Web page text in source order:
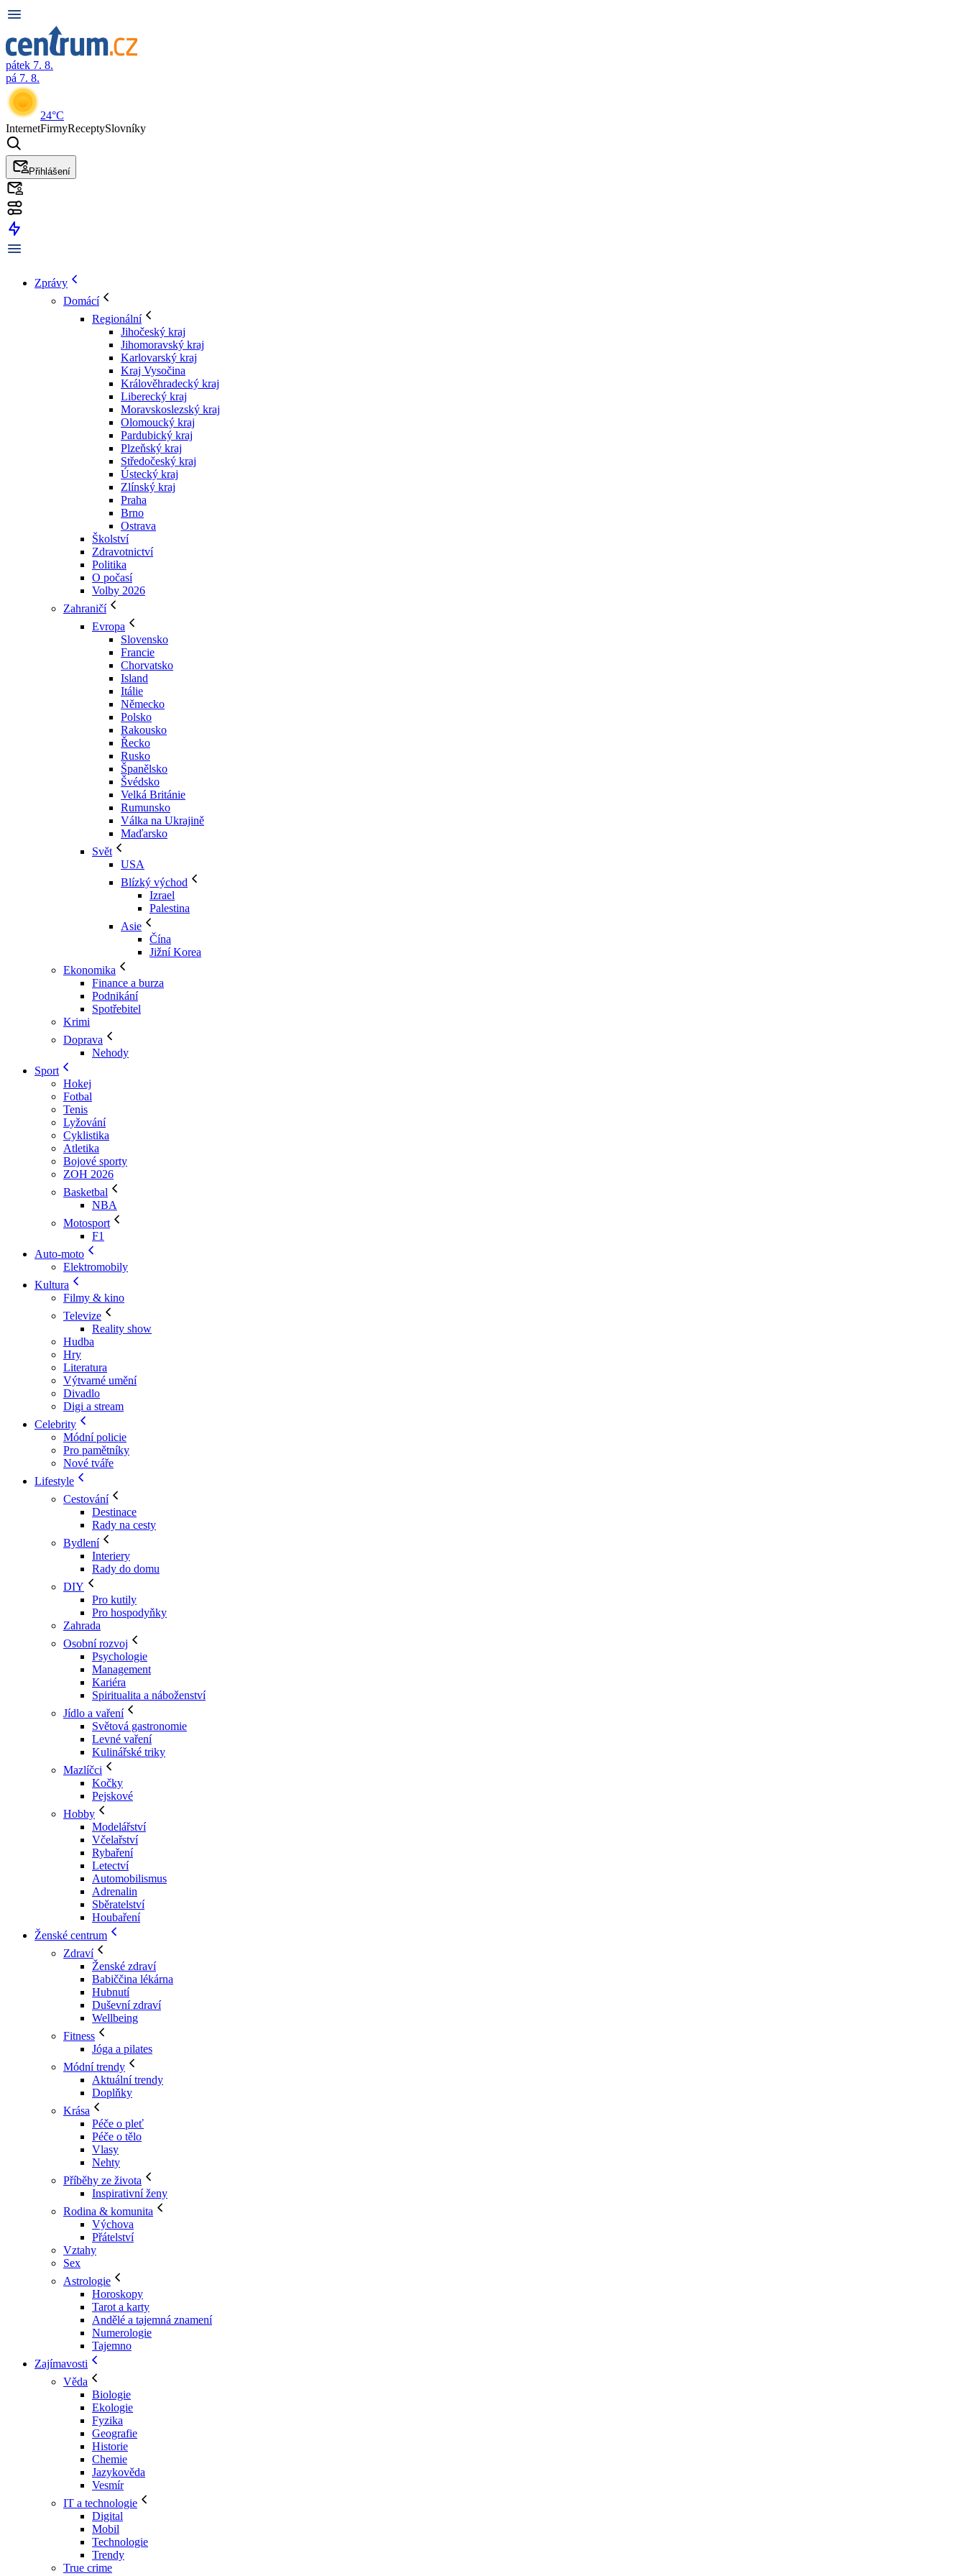
pátek 7. 8.
pá 7. 8.
24°C
InternetFirmyReceptySlovníky
Přihlášení
Zprávy
Domácí
Regionální
Jihočeský kraj
Jihomoravský kraj
Karlovarský kraj
Kraj Vysočina
Králověhradecký kraj
Liberecký kraj
Moravskoslezský kraj
Olomoucký kraj
Pardubický kraj
Plzeňský kraj
Středočeský kraj
Ústecký kraj
Zlínský kraj
Praha
Brno
Ostrava
Školství
Zdravotnictví
Politika
O počasí
Volby 2026
Zahraničí
Evropa
Slovensko
Francie
Chorvatsko
Island
Itálie
Německo
Polsko
Rakousko
Řecko
Rusko
Španělsko
Švédsko
Velká Británie
Rumunsko
Válka na Ukrajině
Maďarsko
Svět
USA
Blízký východ
Izrael
Palestina
Asie
Čína
Jižní Korea
Ekonomika
Finance a burza
Podnikání
Spotřebitel
Krimi
Doprava
Nehody
Sport
Hokej
Fotbal
Tenis
Lyžování
Cyklistika
Atletika
Bojové sporty
ZOH 2026
Basketbal
NBA
Motosport
F1
Auto-moto
Elektromobily
Kultura
Filmy & kino
Televize
Reality show
Hudba
Hry
Literatura
Výtvarné umění
Divadlo
Digi a stream
Celebrity
Módní policie
Pro pamětníky
Nové tváře
Lifestyle
Cestování
Destinace
Rady na cesty
Bydlení
Interiery
Rady do domu
DIY
Pro kutily
Pro hospodyňky
Zahrada
Osobní rozvoj
Psychologie
Management
Kariéra
Spiritualita a náboženství
Jídlo a vaření
Světová gastronomie
Levné vaření
Kulinářské triky
Mazlíčci
Kočky
Pejskové
Hobby
Modelářství
Včelařství
Rybaření
Letectví
Automobilismus
Adrenalin
Sběratelství
Houbaření
Ženské centrum
Zdraví
Ženské zdraví
Babiččina lékárna
Hubnutí
Duševní zdraví
Wellbeing
Fitness
Jóga a pilates
Módní trendy
Aktuální trendy
Doplňky
Krása
Péče o pleť
Péče o tělo
Vlasy
Nehty
Příběhy ze života
Inspirativní ženy
Rodina & komunita
Výchova
Přátelství
Vztahy
Sex
Astrologie
Horoskopy
Tarot a karty
Andělé a tajemná znamení
Numerologie
Tajemno
Zajímavosti
Věda
Biologie
Ekologie
Fyzika
Geografie
Historie
Chemie
Jazykověda
Vesmír
IT a technologie
Digital
Mobil
Technologie
Trendy
True crime